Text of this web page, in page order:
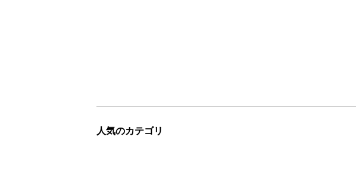
人気のカテゴリ